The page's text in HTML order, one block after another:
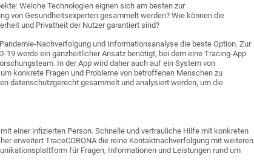
Welche Technologien eignen sich am besten zur
von Gesundheitsexperten gesammelt werden? Wie können die
und Privatheit der Nutzer garantiert sind?
Nachverfolgung und Informationsanalyse die beste Option. Zur
19 werde ein ganzheitlicher Ansatz benötigt, bei dem eine Tracing-App
In der App wird daher auch auf ein System von
konkrete Fragen und Probleme von betroffenen Menschen zu
datenschutzgerechtgesammelt und analysiert werden, um die
einer infizierten Person. Schnelle und vertrauliche Hilfe mit konkreten
erweitert TraceCORONA die reine Kontaktnachverfolgung mit weiteren
für Fragen, Informationen und Leistungen rund um